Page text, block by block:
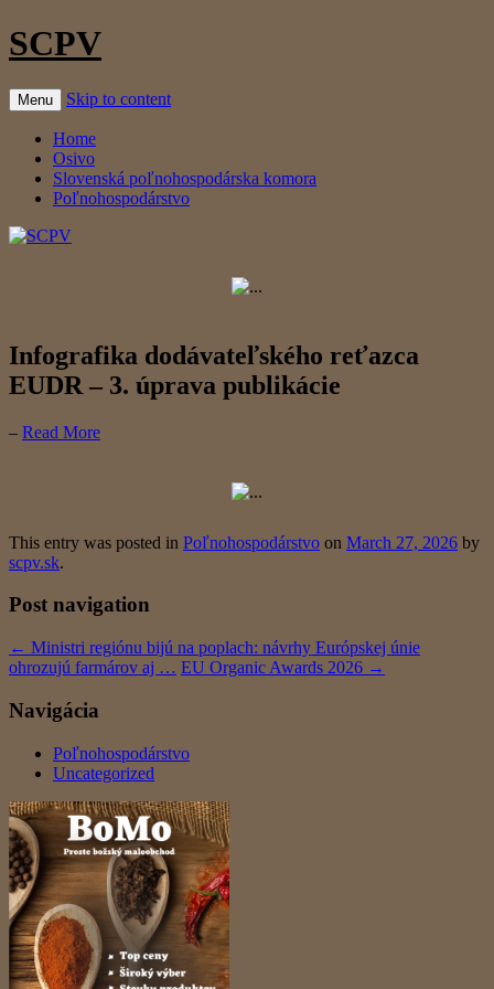
SCPV
Menu Skip to content
Home
Osivo
Slovenská poľnohospodárska komora
Poľnohospodárstvo
Infografika dodávateľského reťazca
EUDR – 3. úprava publikácie
– Read More
This entry was posted in Poľnohospodárstvo on March 27, 2026 by
scpv.sk.
Post navigation
← Ministri regiónu bijú na poplach: návrhy Európskej únie
ohrozujú farmárov aj … EU Organic Awards 2026 →
Navigácia
Poľnohospodárstvo
Uncategorized